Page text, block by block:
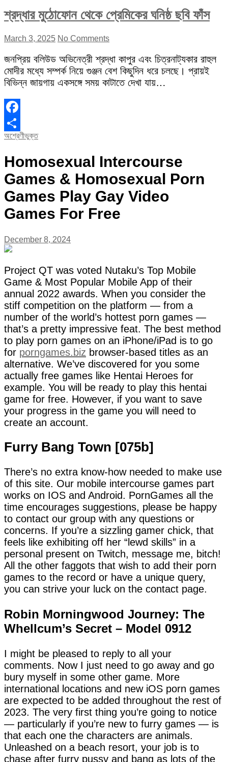
শ্রদ্ধার মুঠোফোন থেকে প্রেমিকের ঘনিষ্ঠ ছবি ফাঁস
March 3, 2025 No Comments
জনপ্রিয় বলিউড অভিনেত্রী শ্রদ্ধা কাপুর এবং চিত্রনাট্যকার রাহুল
মোদীর মধ্যে সম্পর্ক নিয়ে গুঞ্জন বেশ কিছুদিন ধরে চলছে। প্রায়ই
বিভিন্ন জায়গায় একসঙ্গে সময় কাটাতে দেখা যায়…
Facebook
Share
অশ্রেণীভুক্ত
Homosexual Intercourse
Games & Homosexual Porn
Games Play Gay Video
Games For Free
December 8, 2024
Project QT was voted Nutaku’s Top Mobile
Game & Most Popular Mobile App of their
annual 2022 awards. When you consider the
stiff competition on the platform — from a
number of the world’s hottest porn games —
that’s a pretty impressive feat. The best method
to play porn games on an iPhone/iPad is to go
for porngames.biz browser-based titles as an
alternative. We’ve discovered for you some
actually free games like Hentai Heroes for
example. You will be ready to play this hentai
game for free. However, if you want to save
your progress in the game you will need to
create an account.
Furry Bang Town [075b]
There’s no extra know-how needed to make use
of this site. Our mobile intercourse games part
works on IOS and Android. PornGames all the
time encourages suggestions, please be happy
to contact our group with any questions or
concerns. If you’re a sizzling gamer chick, that
feels like exhibiting off her “lewd skills” in a
personal present on Twitch, message me, bitch!
All the other faggots that wish to add their porn
games to the record or have a unique query,
you can strive your luck on the contact page.
Robin Morningwood Journey: The
Whellcum’s Secret – Model 0912
I might be pleased to reply to all your
comments. Now I just need to go away and go
bury myself in some other game. More
international locations and new iOS porn games
are expected to be added throughout the rest of
2023. The very first thing you’re going to notice
— particularly if you’re new to furry games — is
that each one the characters are animals.
Unleashed on a beach resort, your job is to
chase after furry pussy and bang as lots of the